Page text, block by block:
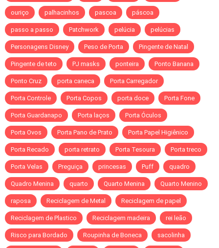
ouriço palhacinhos pascoa páscoa
passo a passo Patchwork pelúcia pelúcias
Personagens Disney Peso de Porta Pingente de Natal
Pingente de teto PJ masks ponteira Ponto Banana
Ponto Cruz porta caneca Porta Carregador
Porta Controle Porta Copos porta doce Porta Fone
Porta Guardanapo Porta laços Porta Óculos
Porta Ovos Porta Pano de Prato Porta Papel Higiênico
Porta Recado porta retrato Porta Tesoura Porta treco
Porta Velas Preguiça princesas Puff quadro
Quadro Menina quarto Quarto Menina Quarto Menino
raposa Reciclagem de Metal Reciclagem de papel
Reciclagem de Plastico Reciclagem madeira rei leão
Risco para Bordado Roupinha de Boneca sacolinha